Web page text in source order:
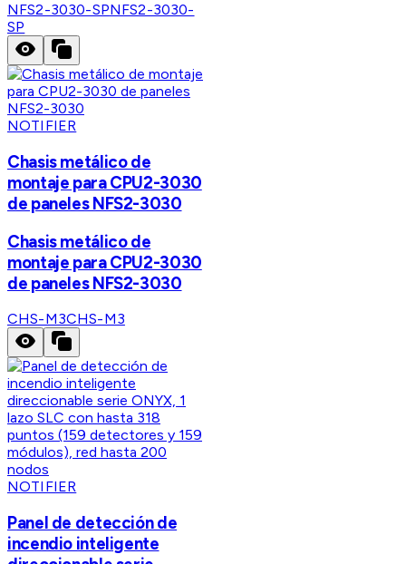
NFS2-3030-SPNFS2-3030-
SP
NOTIFIER
Chasis metálico de
montaje para CPU2-3030
de paneles NFS2-3030
Chasis metálico de
montaje para CPU2-3030
de paneles NFS2-3030
CHS-M3CHS-M3
NOTIFIER
Panel de detección de
incendio inteligente